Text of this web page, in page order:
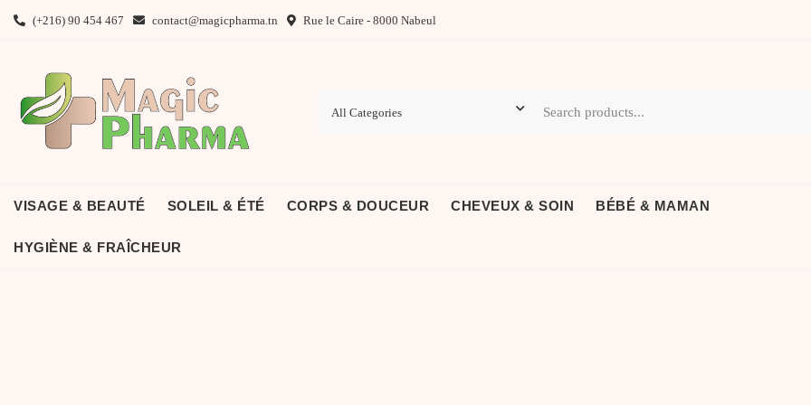
(+216) 90 454 467 contact@magicpharma.tn Rue le Caire - 8000 Nabeul
VISAGE & BEAUTÉ SOLEIL & ÉTÉ CORPS & DOUCEUR CHEVEUX & SOIN BÉBÉ & MAMAN
HYGIÈNE & FRAÎCHEUR